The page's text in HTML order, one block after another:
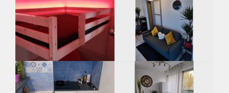
Niet mogelijk
Inkomen eis
N.V.T.
Huurtermijn
Onbepaalde termijn
Oplevering
Gestoffeerd